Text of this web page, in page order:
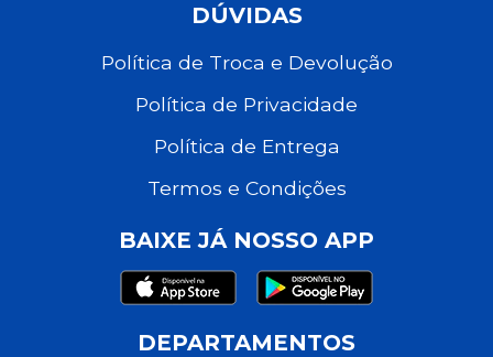
DÚVIDAS
Política de Troca e Devolução
Política de Privacidade
Política de Entrega
Termos e Condições
BAIXE JÁ NOSSO APP
DEPARTAMENTOS